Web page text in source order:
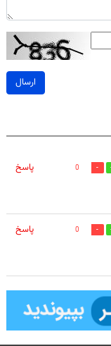
ارسال
0
پاسخ
0
پاسخ